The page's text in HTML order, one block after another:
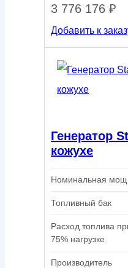
3 776 176 ₽
Добавить к
Генератор
кожухе
Номинальная
Топливный бак
Расход топлива
75% нагрузке
Производитель